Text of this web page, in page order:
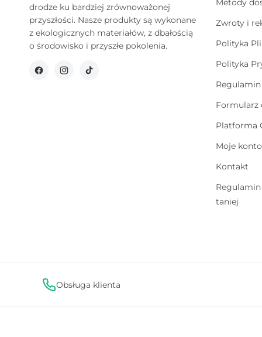
drodze ku bardziej zrównoważonej
przyszłości. Nasze produkty są wykonane
z ekologicznych materiałów, z dbałością
o środowisko i przyszłe pokolenia.
FacebookInstagram
TikTok
Metody
Zwroty i
Polityka
Polityka
Formularz
Platforma
Moje konto
Kontakt
taniej
Obsługa klienta